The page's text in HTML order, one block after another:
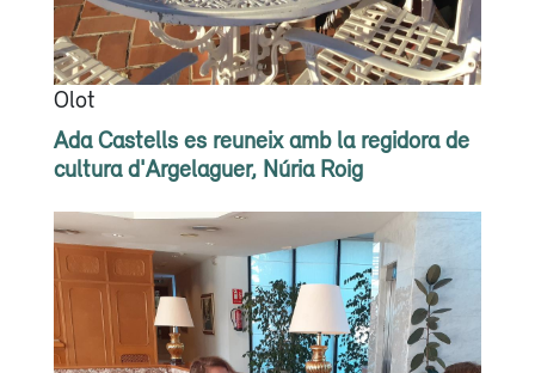
Olot
Ada Castells es reuneix amb la regidora de
cultura d'Argelaguer, Núria Roig